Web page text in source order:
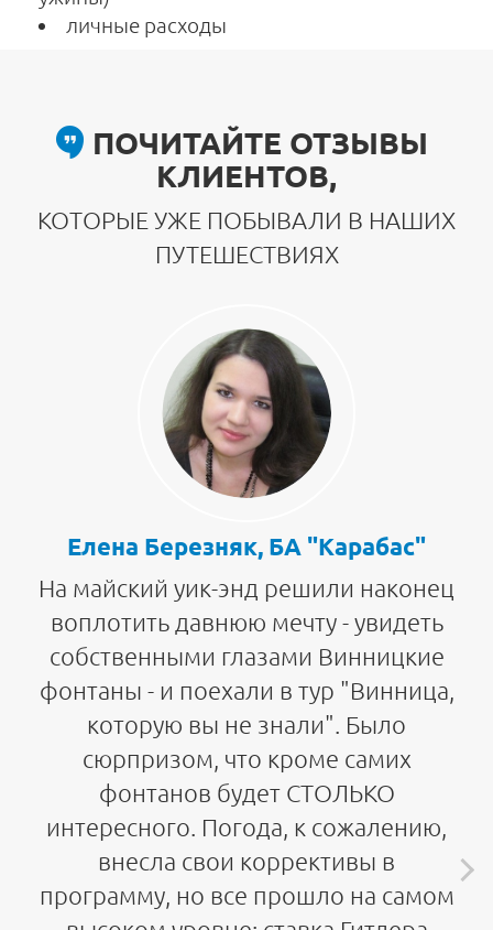
личные расходы
ПОЧИТАЙТЕ ОТЗЫВЫ
КЛИЕНТОВ,
КОТОРЫЕ УЖЕ ПОБЫВАЛИ В НАШИХ
ПУТЕШЕСТВИЯХ
Елена Березняк, БА "Карабас"
На майский уик-энд решили наконец
воплотить давнюю мечту - увидеть
собственными глазами Винницкие
фонтаны - и поехали в тур "Винница,
которую вы не знали". Было
сюрпризом, что кроме самих
фонтанов будет СТОЛЬКО
интересного. Погода, к сожалению,
внесла свои коррективы в
программу, но все прошло на самом